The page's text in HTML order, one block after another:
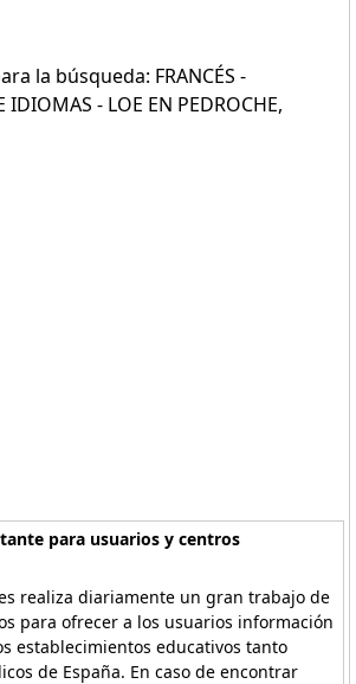
la búsqueda: FRANCÉS -
IDIOMAS - LOE EN PEDROCHE,
para usuarios y centros
realiza diariamente un gran trabajo de
para ofrecer a los usuarios información
establecimientos educativos tanto
de España. En caso de encontrar